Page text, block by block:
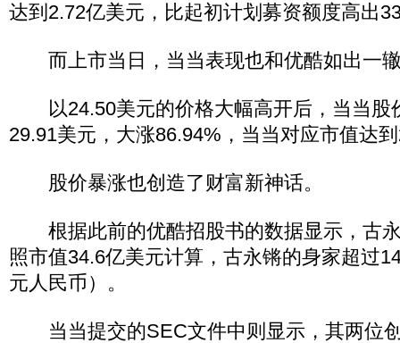
达到2.72亿美元，比起初计划募资额度高出
而上市当日，当当表现也和优酷如出一
以24.50美元的价格大幅高开后，当当股
29.91美元，大涨86.94%，当当对应市值达
股价暴涨也创造了财富新神话。
根据此前的优酷招股书的数据显示，古
照市值34.6亿美元计算，古永锵的身家超过
元人民币）。
当当提交的SEC文件中则显示，其两位